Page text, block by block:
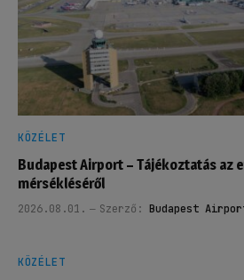
KÖZÉLET
Budapest Airport – Tájékoztatás az
mérsékléséről
2026.08.01. Szerző: Budapest
KÖZÉLET